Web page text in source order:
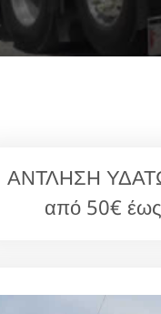
ΑΝΤΛΗΣΗ ΥΔΑΤΩΝ
από 50€